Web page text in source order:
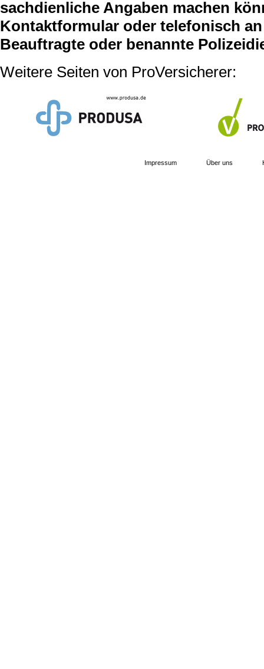
sachdienliche Angaben machen
Kontaktformular oder telefonisch
Beauftragte oder benannte
Weitere Seiten von ProVersicherer:
Impressum Über uns